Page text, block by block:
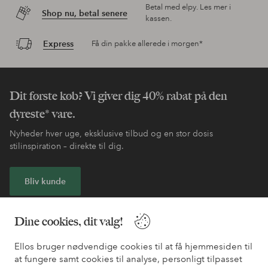
Dine cookies, dit valg!
Ellos bruger nødvendige cookies til at få hjemmesiden til
at fungere samt cookies til analyse, personligt tilpasset
Shop nu, betal senere
Betal med elpy. Les mer i
kassen.
Express Få din pakke allerede i morgen*
Dit første køb? Vi giver dig 40% rabat på den
dyreste* vare.
Nyheder hver uge, eksklusive tilbud og en stor dosis
stilinspiration – direkte til dig.
Bliv kunde
Har du brug for hjælp?